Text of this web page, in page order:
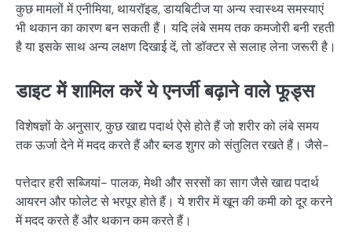
कुछ मामलों में एनीमिया, थायरॉइड, डायबिटीज या अन्य स्वास्थ्य समस्याएं
भी थकान का कारण बन सकती हैं। यदि लंबे समय तक कमजोरी बनी रहती
है या इसके साथ अन्य लक्षण दिखाई दें, तो डॉक्टर से सलाह लेना जरूरी है।
डाइट में शामिल करें ये एनर्जी बढ़ाने वाले फूड्स
विशेषज्ञों के अनुसार, कुछ खाद्य पदार्थ ऐसे होते हैं जो शरीर को लंबे समय
तक ऊर्जा देने में मदद करते हैं और ब्लड शुगर को संतुलित रखते हैं। जैसे-
पत्तेदार हरी सब्जियां- पालक, मेथी और सरसों का साग जैसे खाद्य पदार्थ
आयरन और फोलेट से भरपूर होते हैं। ये शरीर में खून की कमी को दूर करने
में मदद करते हैं और थकान कम करते हैं।